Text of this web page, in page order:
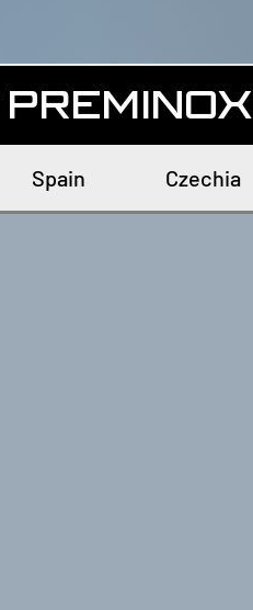
PREMINOX
Spain Czechia